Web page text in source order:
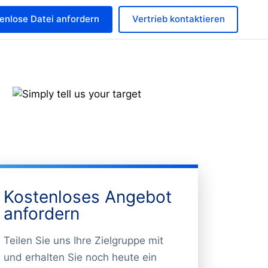
Vertrieb kontaktieren
Datei anfordern
Kostenloses Angebot
anfordern
Teilen Sie uns Ihre Zielgruppe mit
und erhalten Sie noch heute ein